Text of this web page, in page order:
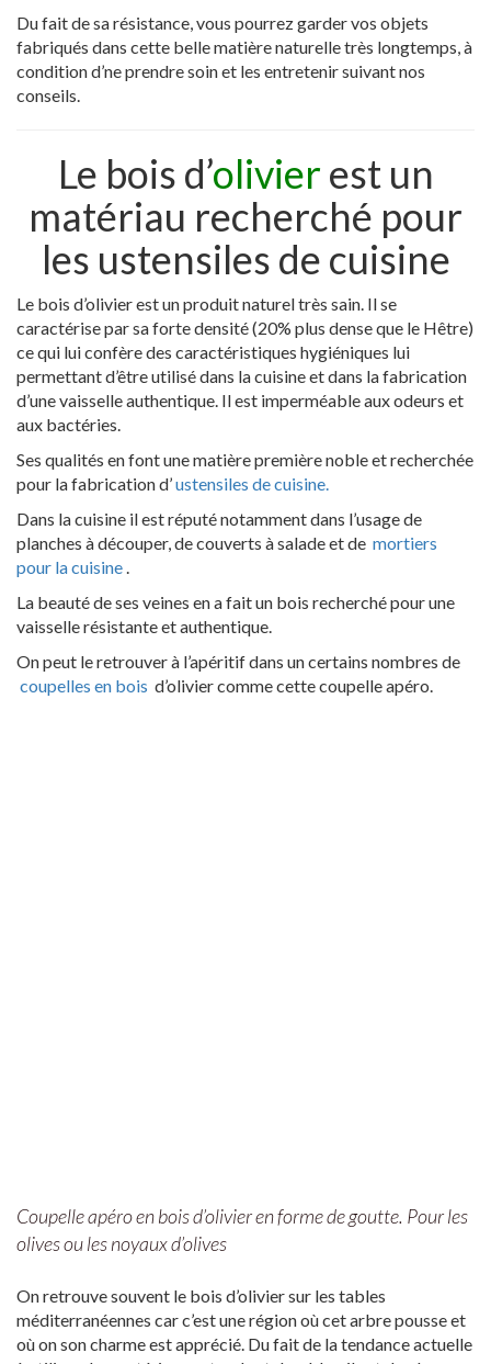
Du fait de sa résistance, vous pourrez garder vos objets
fabriqués dans cette belle matière naturelle très longtemps, à
condition d’ne prendre soin et les entretenir suivant nos
conseils.
Le bois d’olivierest un
matériau recherché pour
les ustensiles de cuisine
Le bois d’olivier est un produit naturel très sain. Il se
caractérise par sa forte densité (20% plus dense que le Hêtre)
ce qui lui confère des caractéristiques hygiéniques lui
permettant d’être utilisé dans la cuisine et dans la fabrication
d’une vaisselle authentique. Il est imperméable aux odeurs et
aux bactéries.
Ses qualités en font une matière première noble et recherchée
pour la fabrication d’ustensiles de cuisine.
Dans la cuisine il est réputé notamment dans l’usage de
planches à découper, de couverts à salade et de mortiers
pour la cuisine.
La beauté de ses veines en a fait un bois recherché pour une
vaisselle résistante et authentique.
On peut le retrouver à l’apéritif dans un certains nombres de
coupelles en bois d’olivier comme cette coupelle apéro.
Coupelle apéro en bois d’olivier en forme de goutte. Pour les
olives ou les noyaux d’olives
On retrouve souvent le bois d’olivier sur les tables
méditerranéennes car c’est une région où cet arbre pousse et
où on son charme est apprécié. Du fait de la tendance actuelle